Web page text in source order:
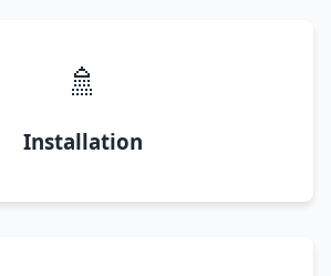
🚿
Installation